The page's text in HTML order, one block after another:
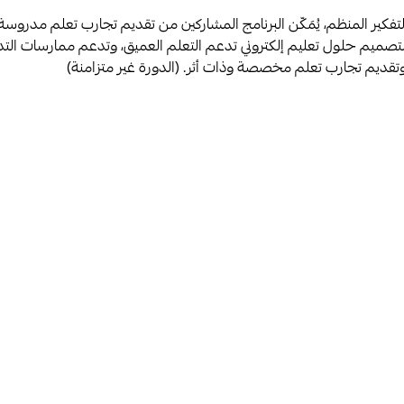
المنظم، يُمَكّن البرنامج المشاركين من تقديم تجارب تعلم
لتصميم حلول تعليم إلكتروني تدعم التعلم العميق، وتدعم
تجارب تعلم مخصصة وذات أثر. (الدورة غير متزامنة)